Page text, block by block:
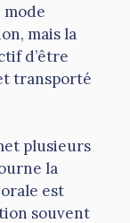
mais la
d’être
transporté
plusieurs
la
est
souvent